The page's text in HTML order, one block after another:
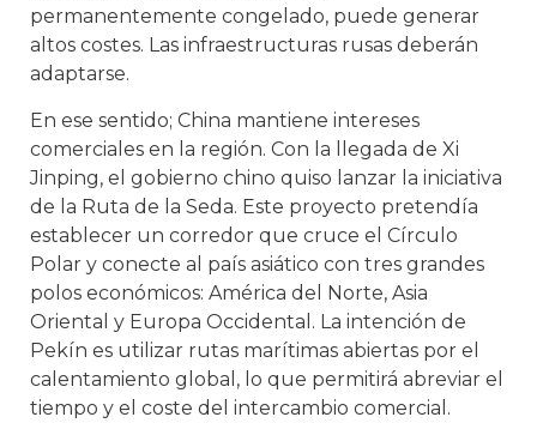
permanentemente congelado, puede generar
altos costes. Las infraestructuras rusas deberán
adaptarse.
En ese sentido; China mantiene intereses
comerciales en la región. Con la llegada de Xi
Jinping, el gobierno chino quiso lanzar la iniciativa
de la Ruta de la Seda. Este proyecto pretendía
establecer un corredor que cruce el Círculo
Polar y conecte al país asiático con tres grandes
polos económicos: América del Norte, Asia
Oriental y Europa Occidental. La intención de
Pekín es utilizar rutas marítimas abiertas por el
calentamiento global, lo que permitirá abreviar el
tiempo y el coste del intercambio comercial.